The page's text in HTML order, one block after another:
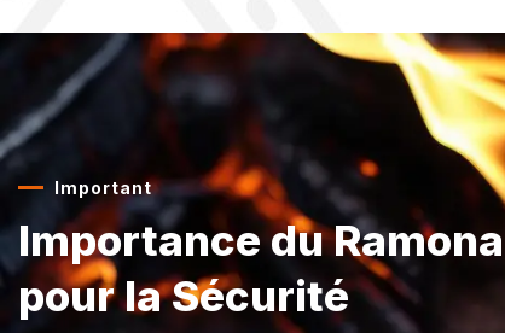
Important
Importance du
pour la Sécurité